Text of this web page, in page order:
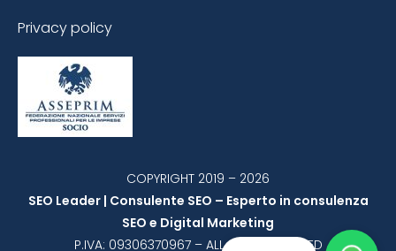
Privacy policy
COPYRIGHT 2019 – 2026
SEO Leader | Consulente SEO – Esperto in consulenza
SEO e Digital Marketing
P.IVA: 09306370967 – ALL RIGHT RESERVED